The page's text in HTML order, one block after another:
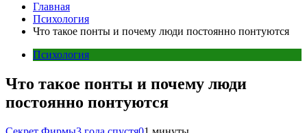
Главная
Психология
Что такое понты и почему люди постоянно понтуются
Психология
Что такое понты и почему люди
постоянно понтуются